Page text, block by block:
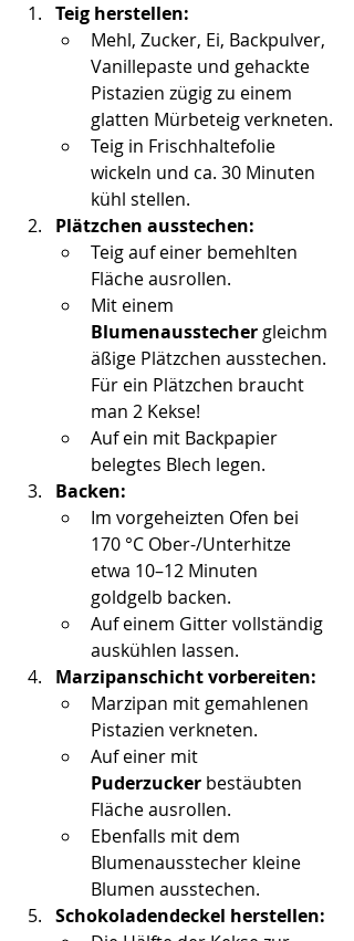
Teig herstellen:
Mehl, Zucker, Ei, Backpulver,
Vanillepaste und gehackte
Pistazien zügig zu einem
glatten Mürbeteig verkneten.
Teig in Frischhaltefolie
wickeln und ca. 30 Minuten
kühl stellen.
Plätzchen ausstechen:
Teig auf einer bemehlten
Fläche ausrollen.
Mit einem
Blumenausstecher gleichm
äßige Plätzchen ausstechen.
Für ein Plätzchen braucht
man 2 Kekse!
Auf ein mit Backpapier
belegtes Blech legen.
Backen:
Im vorgeheizten Ofen bei
170 °C Ober-/Unterhitze
etwa 10–12 Minuten
goldgelb backen.
Auf einem Gitter vollständig
auskühlen lassen.
Marzipanschicht vorbereiten:
Marzipan mit gemahlenen
Pistazien verkneten.
Auf einer mit
Puderzucker bestäubten
Fläche ausrollen.
Ebenfalls mit dem
Blumenausstecher kleine
Blumen ausstechen.
Schokoladendeckel herstellen: